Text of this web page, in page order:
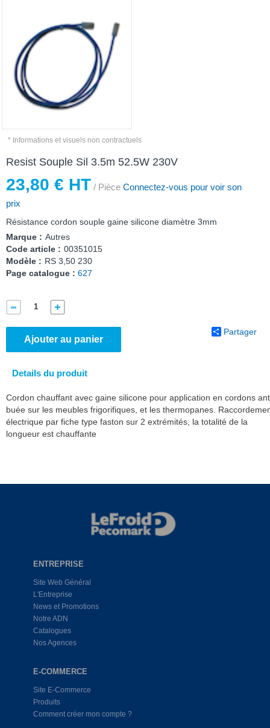
* Informations et visuels non contractuels
Resist Souple Sil 3.5m 52.5W 230V
23,80 € HT / Pièce Connectez-vous pour voir son
prix
Résistance cordon souple gaine silicone diamètre 3mm
Marque : Autres
Code article : 00351015
Modèle : RS 3,50 230
Page catalogue : 627
Ajouter au panier
Partager
Details du produit
Cordon chauffant avec gaine silicone pour application en cordons
buée sur les meubles frigorifiques, et les thermopanes.
électrique par fiche type faston sur 2 extrémités, la totalité de la
longueur est chauffante
ENTREPRISE
Site Web Général
L'Entreprise
News et Promotions
Notre ADN
Catalogues
Nos Agences
E-COMMERCE
Site E-Commerce
Produits
Comment créer mon compte ?